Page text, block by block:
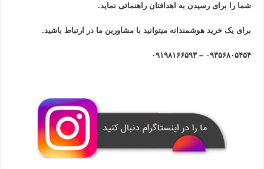
شما را برای رسیدن به اهدافتان راهنمائی نماید.
برای یک خرید هوشمندانه میتوانید با مشاورین ما در ارتباط باشید.
۰۹۳۵۶۸۰۵۴۵۴ – ۰۹۱۹۸۱۶۶۵۹۳